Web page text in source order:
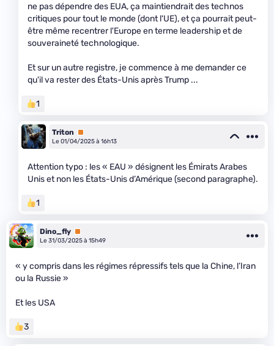
ne pas dépendre des EUA, ça maintiendrait des technos
critiques pour tout le monde (dont l'UE), et ça pourrait peut-
être même recentrer l'Europe en terme leadership et de
souveraineté technologique.
Et sur un autre registre, je commence à me demander ce
qu'il va rester des États-Unis après Trump ...
1
Triton
Premium
Le 01/04/2025 à 16h13
Attention typo : les « EAU » désignent les Émirats Arabes
Unis et non les États-Unis d’Amérique (second paragraphe).
1
Dino_fly Premium
Le 31/03/2025 à 15h49
« y compris dans les régimes répressifs tels que la Chine, l’Iran
ou la Russie »
Et les USA
3